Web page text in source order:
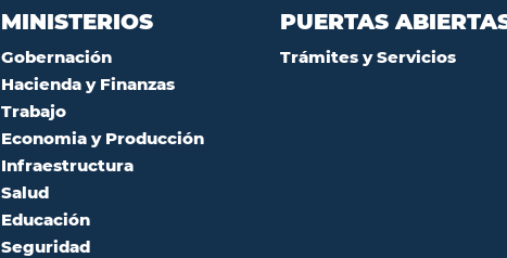
MINISTERIOS
Gobernación
Hacienda y Finanzas
Trabajo
Economia y Producción
Infraestructura
Salud
Educación
Seguridad
PUERTAS
Trámites y Servicios